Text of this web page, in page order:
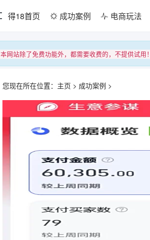
得18首页 成功案例 电商玩法
本网站除了免费功能外，都需要收费的，不提供试用！
您现在所在位置： 主页 > 成功案例 >